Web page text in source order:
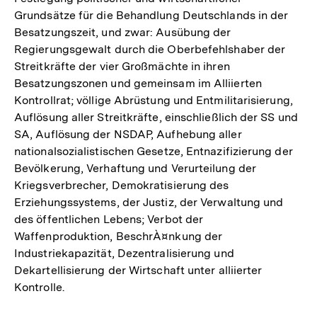
Grundsätze für die Behandlung Deutschlands in der
Besatzungszeit, und zwar: Ausübung der
Regierungsgewalt durch die Oberbefehlshaber der
Streitkräfte der vier Großmächte in ihren
Besatzungszonen und gemeinsam im Alliierten
Kontrollrat; völlige Abrüstung und Entmilitarisierung,
Auflösung aller Streitkräfte, einschließlich der SS und
SA, Auflösung der NSDAP, Aufhebung aller
nationalsozialistischen Gesetze, Entnazifizierung der
Bevölkerung, Verhaftung und Verurteilung der
Kriegsverbrecher, Demokratisierung des
Erziehungssystems, der Justiz, der Verwaltung und
des öffentlichen Lebens; Verbot der
Waffenproduktion, BeschrÀ¤nkung der
Industriekapazität, Dezentralisierung und
Dekartellisierung der Wirtschaft unter alliierter
Kontrolle.